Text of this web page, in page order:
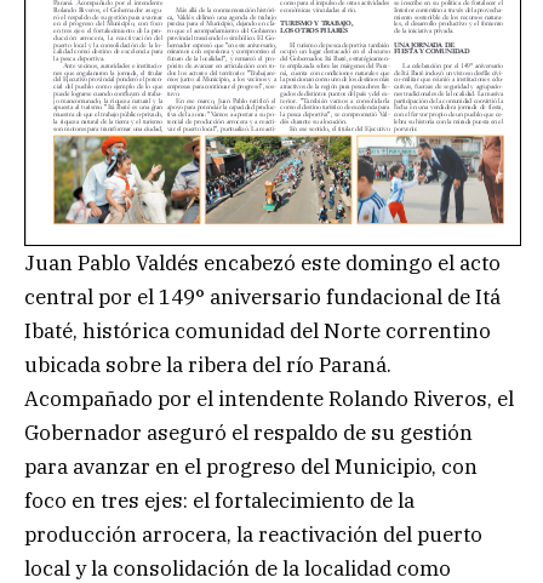
Juan Pablo Valdés encabezó este domingo el acto
central por el 149° aniversario fundacional de Itá
Ibaté, histórica comunidad del Norte correntino
ubicada sobre la ribera del río Paraná.
Acompañado por el intendente Rolando Riveros, el
Gobernador aseguró el respaldo de su gestión
para avanzar en el progreso del Municipio, con
foco en tres ejes: el fortalecimiento de la
producción arrocera, la reactivación del puerto
local y la consolidación de la localidad como